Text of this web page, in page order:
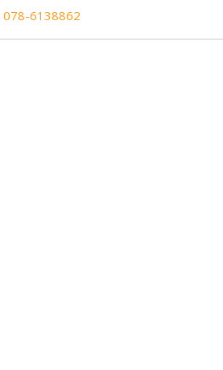
078-6138862